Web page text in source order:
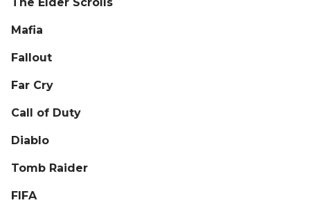
Mafia
Fallout
Far Cry
Call of Duty
Diablo
Tomb Raider
FIFA